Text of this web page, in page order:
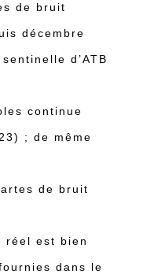
de bruit
décembre
d’ATB
continue
; de même
de bruit
réel est bien
dans le